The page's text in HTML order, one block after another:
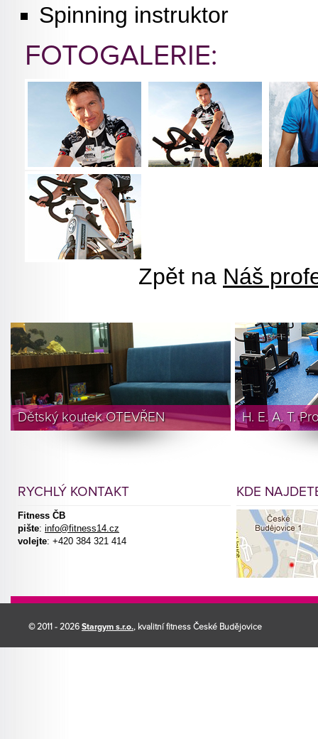
Spinning instruktor
FOTOGALERIE:
Zpět na Náš
Dětský koutek OTEVŘEN H. E. A. T.
RYCHLÝ KONTAKT
Fitness ČB
pište: info@fitness14.cz
volejte: +420 384 321 414
KDE
© 2011 - 2026 Stargym s.r.o., kvalitní fitness České Budějovice